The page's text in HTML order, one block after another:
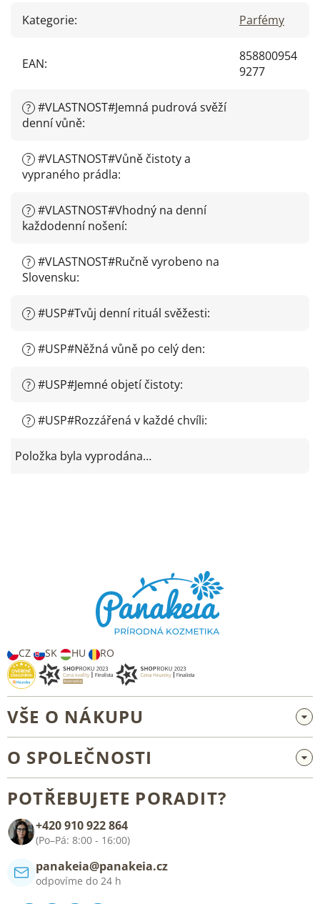
Kategorie: Parfémy
EAN:
858800954
9277
? #VLASTNOST#Jemná pudrová svěží
denní vůně:
? #VLASTNOST#Vůně čistoty a
vypraného prádla:
? #VLASTNOST#Vhodný na denní
každodenní nošení:
? #VLASTNOST#Ručně vyrobeno na
Slovensku:
? #USP#Tvůj denní rituál svěžesti:
? #USP#Něžná vůně po celý den:
? #USP#Jemné objetí čistoty:
? #USP#Rozzářená v každé chvíli:
Položka byla vyprodána…
CZ SK HU RO
VŠE O NÁKUPU
Velkoobchod a spolupráce
Všeobecné obchodní podmínky
O SPOLEČNOSTI
Kontakt
POTŘEBUJETE PORADIT?
+420 910 922 864
(Po–Pá: 8:00 - 16:00)
panakeia@panakeia.cz
odpovíme do 24 h